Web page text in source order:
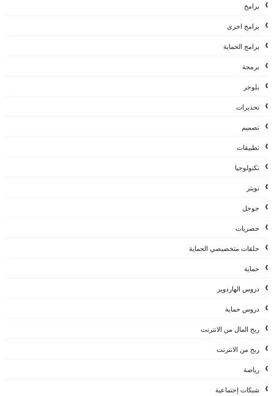
برامج
برامج اخرى
برامج الحماية
برمجة
بلوجر
تحذيرات
تصميم
تطبيقات
تكنولوجيا
تويتر
جوجل
حصريات
حلقات متخصيصي الحماية
حماية
دروس الهاردوير
دروس حماية
ربح المال من الانترنت
ربح من الانترنت
رياضة
شبكات إجتماعية